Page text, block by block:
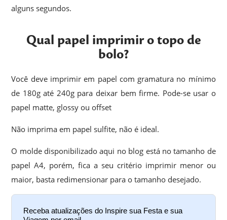
alguns segundos.
Qual papel imprimir o topo de
bolo?
Você deve imprimir em papel com gramatura no mínimo
de 180g até 240g para deixar bem firme. Pode-se usar o
papel matte, glossy ou offset
Não imprima em papel sulfite, não é ideal.
O molde disponibilizado aqui no blog está no tamanho de
papel A4, porém, fica a seu critério imprimir menor ou
maior, basta redimensionar para o tamanho desejado.
Receba atualizações do Inspire sua Festa e sua